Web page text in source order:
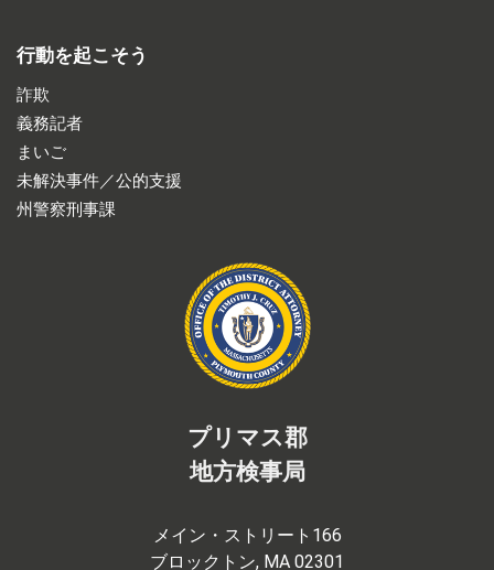
行動を起こそう
詐欺
義務記者
まいご
未解決事件／公的支援
州警察刑事課
プリマス郡
地方検事局
メイン・ストリート166
ブロックトン, MA 02301